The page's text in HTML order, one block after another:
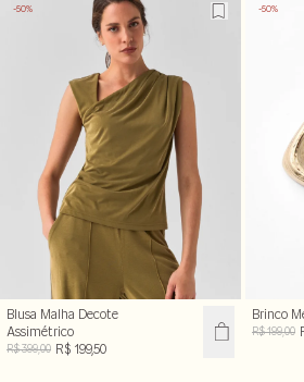
-50%
Blusa Malha Decote
Assimétrico
R$ 399,00 R$ 199,50
-50%
Brinco
R$ 199,00